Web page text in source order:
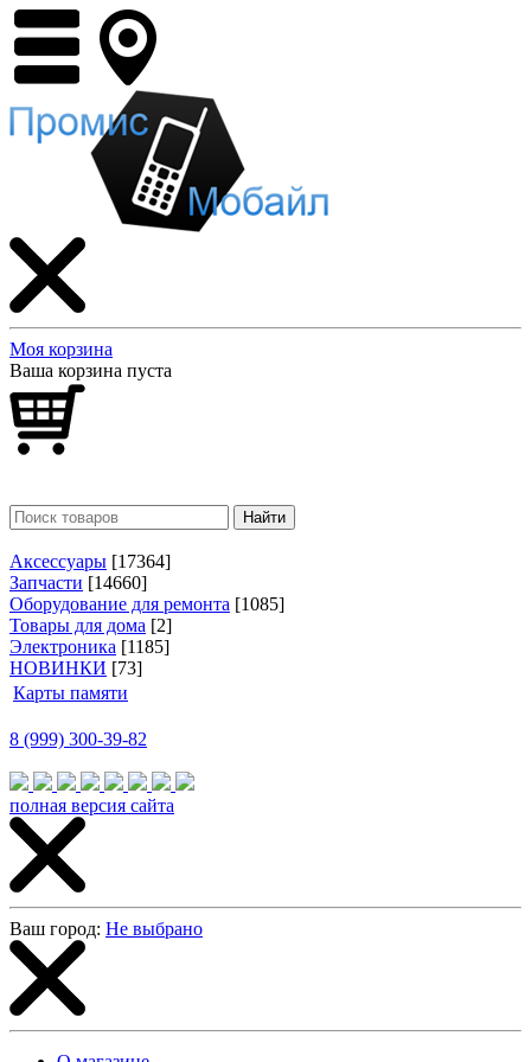
Моя корзина
Ваша корзина пуста
Аксессуары [17364]
Запчасти [14660]
Оборудование для ремонта [1085]
Товары для дома [2]
Электроника [1185]
НОВИНКИ [73]
Карты памяти
8 (999) 300-39-82
полная версия сайта
Ваш город: Не выбрано